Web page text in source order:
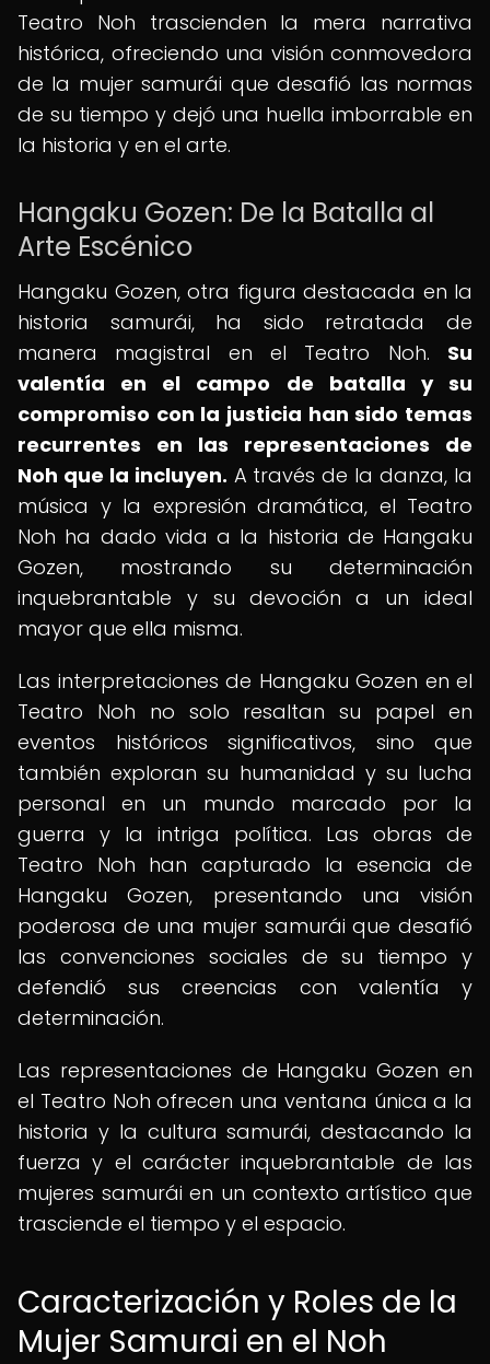
Teatro Noh trascienden la mera narrativa
histórica, ofreciendo una visión conmovedora
de la mujer samurái que desafió las normas
de su tiempo y dejó una huella imborrable en
la historia y en el arte.
Hangaku Gozen: De la Batalla al
Arte Escénico
Hangaku Gozen, otra figura destacada en la
historia samurái, ha sido retratada de
manera magistral en el Teatro Noh. Su
valentía en el campo de batalla y su
compromiso con la justicia han sido temas
recurrentes en las representaciones de
Noh que la incluyen. A través de la danza, la
música y la expresión dramática, el Teatro
Noh ha dado vida a la historia de Hangaku
Gozen, mostrando su determinación
inquebrantable y su devoción a un ideal
mayor que ella misma.
Las interpretaciones de Hangaku Gozen en el
Teatro Noh no solo resaltan su papel en
eventos históricos significativos, sino que
también exploran su humanidad y su lucha
personal en un mundo marcado por la
guerra y la intriga política. Las obras de
Teatro Noh han capturado la esencia de
Hangaku Gozen, presentando una visión
poderosa de una mujer samurái que desafió
las convenciones sociales de su tiempo y
defendió sus creencias con valentía y
determinación.
Las representaciones de Hangaku Gozen en
el Teatro Noh ofrecen una ventana única a la
historia y la cultura samurái, destacando la
fuerza y el carácter inquebrantable de las
mujeres samurái en un contexto artístico que
trasciende el tiempo y el espacio.
Caracterización y Roles de la
Mujer Samurai en el Noh